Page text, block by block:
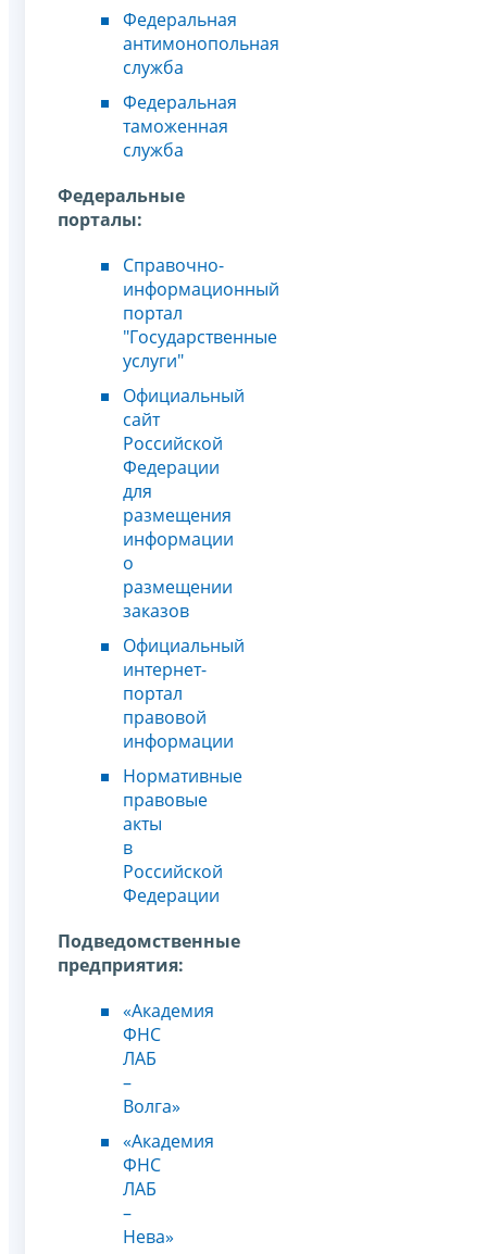
Федеральная
антимонопольная
служба
Федеральная
таможенная
служба
Федеральные
порталы:
Справочно-
информационный
портал
"Государственные
услуги"
Официальный
сайт
Российской
Федерации
для
размещения
информации
о
размещении
заказов
Официальный
интернет-
портал
правовой
информации
Нормативные
правовые
акты
в
Российской
Федерации
Подведомственные
предприятия:
«Академия
ФНС
ЛАБ
–
Волга»
«Академия
ФНС
ЛАБ
–
Нева»